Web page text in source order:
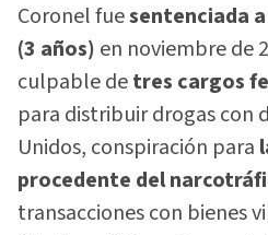
Coronel fuesentenciada
(3 años) en noviembre de
culpable detres cargos
para distribuir drogas con
Unidos, conspiración para
procedente del
transacciones con bienes